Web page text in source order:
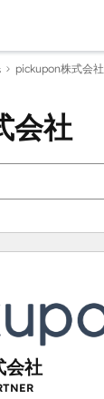
pickupon株式会社
会社
社